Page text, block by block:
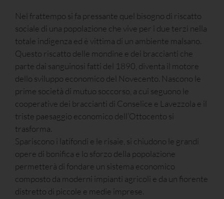
Nel frattempo si fa pressante quel bisogno di riscatto
sociale di una popolazione che vive per i due terzi nella
totale indigenza ed è vittima di un ambiente malsano.
Questo riscatto delle mondine e dei braccianti che
parte dai sanguinosi fatti del 1890, diventa il motore
dello sviluppo economico del Novecento. Nascono le
prime società di mutuo soccorso, a cui seguono le
cooperative dei braccianti di Conselice e Lavezzola e il
triste paesaggio economico dell’Ottocento si
trasforma.
Spariscono i latifondi e le risaie, si chiudono le grandi
opere di bonifica e lo sforzo della popolazione
permetterà di fondare un sistema economico
composto da moderni impianti agricoli e da un fiorente
distretto di piccole e medie imprese.